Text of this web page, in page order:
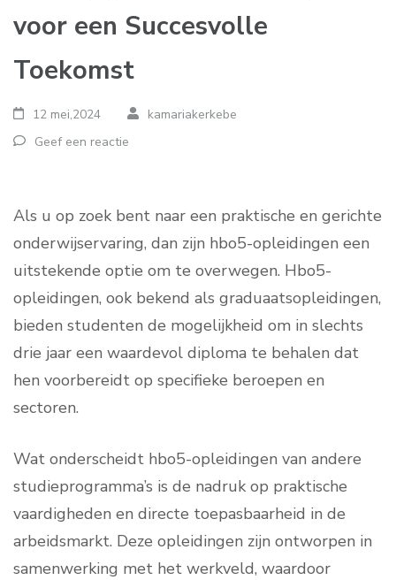
voor een Succesvolle
Toekomst
12 mei,2024
kamariakerkebe
Geef een reactie
Als u op zoek bent naar een praktische en gerichte
onderwijservaring, dan zijn hbo5-opleidingen een
uitstekende optie om te overwegen. Hbo5-
opleidingen, ook bekend als graduaatsopleidingen,
bieden studenten de mogelijkheid om in slechts
drie jaar een waardevol diploma te behalen dat
hen voorbereidt op specifieke beroepen en
sectoren.
Wat onderscheidt hbo5-opleidingen van andere
studieprogramma’s is de nadruk op praktische
vaardigheden en directe toepasbaarheid in de
arbeidsmarkt. Deze opleidingen zijn ontworpen in
samenwerking met het werkveld, waardoor